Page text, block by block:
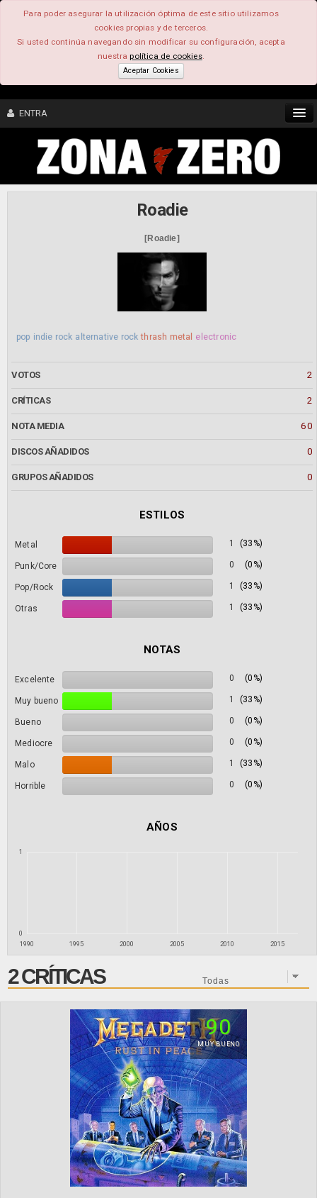
Para poder asegurar la utilización óptima de este sitio utilizamos
cookies propias y de terceros.
Si usted continúa navegando sin modificar su configuración, acepta
nuestrapolítica de cookies.
Aceptar Cookies
ENTRA
CONTENIDO
Roadie
[Roadie]
pop indie rock alternative rock thrash metal electronic
VOTOS 2
CRÍTICAS 2
NOTA MEDIA 60
DISCOS AÑADIDOS 0
GRUPOS AÑADIDOS 0
ESTILOS
Metal 1 (33%)
Punk/Core 0 (0%)
Pop/Rock 1 (33%)
Otras 1 (33%)
NOTAS
Excelente 0 (0%)
Muy bueno 1 (33%)
Bueno 0 (0%)
Mediocre 0 (0%)
Malo 1 (33%)
Horrible 0 (0%)
AÑOS
1990 1995 2000 2005 2010 2015
0
1
2 CRÍTICAS
90
MUY BUENO